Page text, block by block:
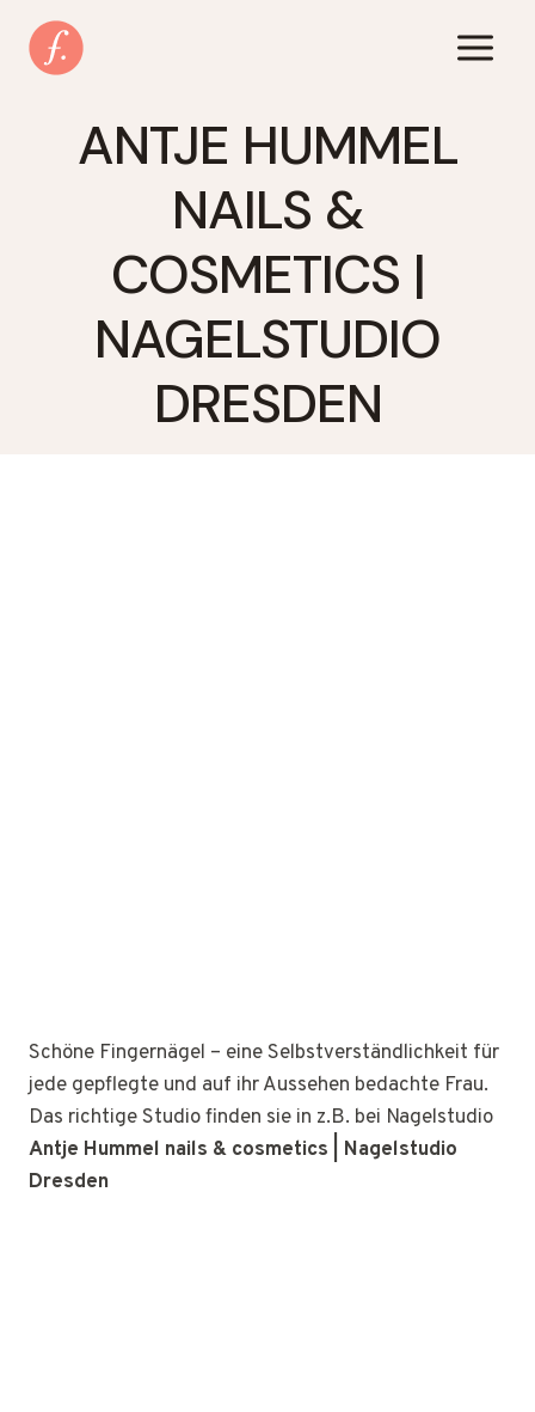
Inhalt
springen
ANTJE HUMMEL
NAILS &
COSMETICS |
NAGELSTUDIO
DRESDEN
Schöne Fingernägel – eine Selbstverständlichkeit für
jede gepflegte und auf ihr Aussehen bedachte Frau.
Das richtige Studio finden sie in z.B. bei Nagelstudio
Antje Hummel nails & cosmetics | Nagelstudio
Dresden